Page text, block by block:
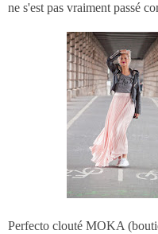
ne s'est pas vraiment passé
Perfecto clouté MOKA